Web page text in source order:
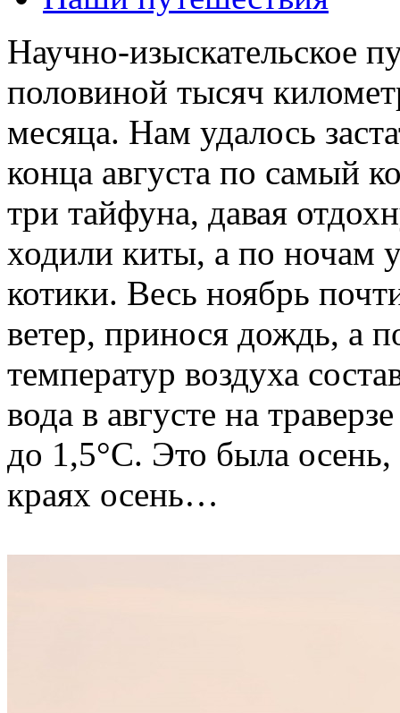
Научно-изыскательское
половиной тысяч
месяца. Нам удалось
конца августа по самый
три тайфуна, давая
ходили киты, а по ночам
котики. Весь ноябрь
ветер, принося дождь, а
температур воздуха
вода в августе на
до 1,5°С. Это была
краях осень…